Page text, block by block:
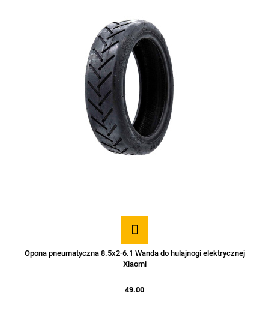
Opona pneumatyczna 8.5x2-6.1 Wanda do hulajnogi elektrycznej
Xiaomi
49.00